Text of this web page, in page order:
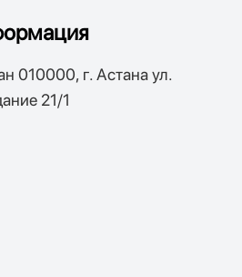
010000, г. Астана ул.
21/1